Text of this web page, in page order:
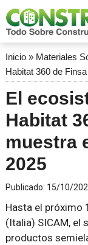
Inicio» Materiales
Habitat 360 de
El
Habitat
muestra
2025
Publicado: 15/10/
Hasta el próximo
(Italia) SICAM, el
productos